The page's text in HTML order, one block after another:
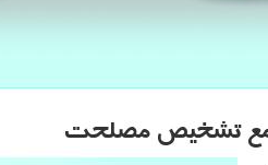
مجمع تشخیص مصلحت